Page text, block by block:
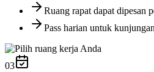
Ruang rapat dapat dipesan
Pass harian untuk
03